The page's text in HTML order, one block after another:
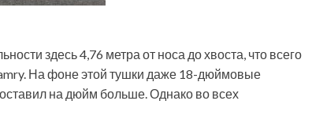
здесь 4,76 метра от носа до хвоста, что всего
На фоне этой тушки даже 18-дюймовые
на дюйм больше. Однако во всех